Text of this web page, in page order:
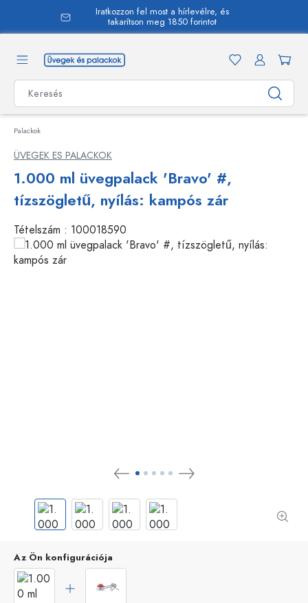
Iratkozzon fel most a hírlevélre, és
takarítson meg 1850 forintot
Palackok
ÜVEGEK ES PALACKOK
1.000 ml üvegpalack 'Bravo' #,
tízszögletű, nyílás: kampós zár
Tételszám : 100018590
Az Ön konfigurációja